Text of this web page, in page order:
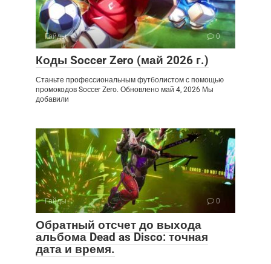
Гайды 0
Коды Soccer Zero (май 2026 г.)
Станьте профессиональным футболистом с помощью
промокодов Soccer Zero. Обновлено май 4, 2026 Мы
добавили
Гайды 0
Обратный отсчет до выхода
альбома Dead as Disco: точная
дата и время.